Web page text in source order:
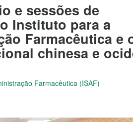
e sessões de
Instituto para a
Farmacêutica e
chinesa e
Farmacêutica (ISAF)